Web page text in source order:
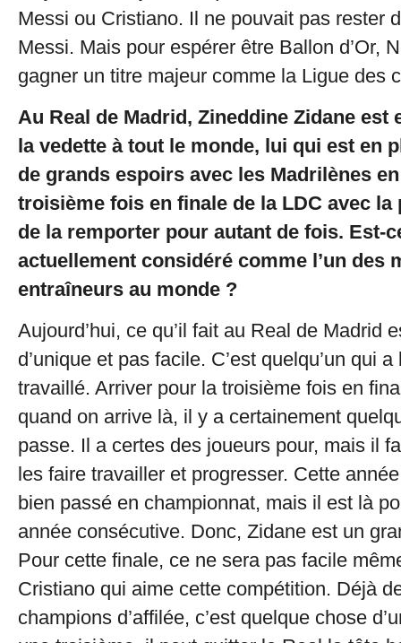
Messi ou Cristiano. Il ne pouvait pas rester
Messi. Mais pour espérer être Ballon d’Or,
gagner un titre majeur comme la Ligue des
Au Real de Madrid, Zineddine Zidane est
la vedette à tout le monde, lui qui est en
de grands espoirs avec les Madrilènes
troisième fois en finale de la LDC avec
de la remporter pour autant de fois. Est-
actuellement considéré comme l’un des
entraîneurs au monde ?
Aujourd’hui, ce qu’il fait au Real de Madrid
d’unique et pas facile. C’est quelqu’un qui
travaillé. Arriver pour la troisième fois en
quand on arrive là, il y a certainement
passe. Il a certes des joueurs pour, mais il
les faire travailler et progresser. Cette
bien passé en championnat, mais il est là
année consécutive. Donc, Zidane est un
Pour cette finale, ce ne sera pas facile
Cristiano qui aime cette compétition. Déjà
champions d’affilée, c’est quelque chose